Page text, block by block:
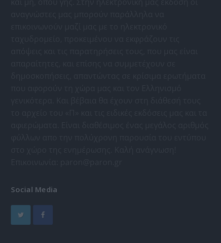
Social Media